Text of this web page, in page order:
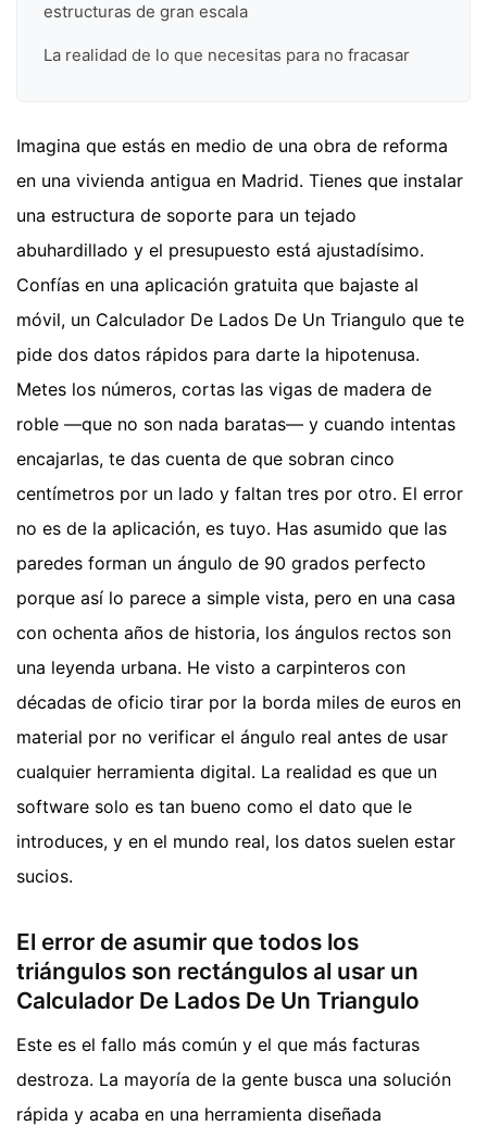
estructuras de gran escala
La realidad de lo que necesitas para no fracasar
Imagina que estás en medio de una obra de reforma
en una vivienda antigua en Madrid. Tienes que instalar
una estructura de soporte para un tejado
abuhardillado y el presupuesto está ajustadísimo.
Confías en una aplicación gratuita que bajaste al
móvil, un Calculador De Lados De Un Triangulo que te
pide dos datos rápidos para darte la hipotenusa.
Metes los números, cortas las vigas de madera de
roble —que no son nada baratas— y cuando intentas
encajarlas, te das cuenta de que sobran cinco
centímetros por un lado y faltan tres por otro. El error
no es de la aplicación, es tuyo. Has asumido que las
paredes forman un ángulo de 90 grados perfecto
porque así lo parece a simple vista, pero en una casa
con ochenta años de historia, los ángulos rectos son
una leyenda urbana. He visto a carpinteros con
décadas de oficio tirar por la borda miles de euros en
material por no verificar el ángulo real antes de usar
cualquier herramienta digital. La realidad es que un
software solo es tan bueno como el dato que le
introduces, y en el mundo real, los datos suelen estar
sucios.
El error de asumir que todos los
triángulos son rectángulos al usar un
Calculador De Lados De Un Triangulo
Este es el fallo más común y el que más facturas
destroza. La mayoría de la gente busca una solución
rápida y acaba en una herramienta diseñada